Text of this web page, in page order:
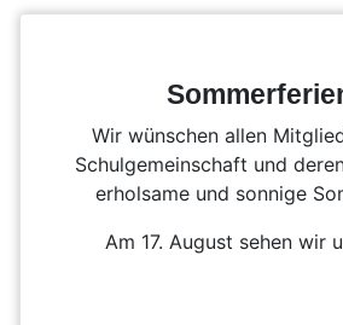
Wir wünschen allen
Schulgemeinschaft und
erholsame und sonnige
Am 17. August sehen wir